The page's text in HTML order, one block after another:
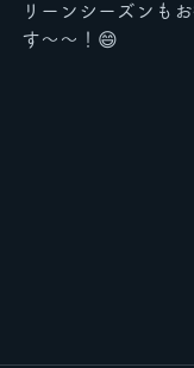
リーンシーズンも
す〜〜！😄